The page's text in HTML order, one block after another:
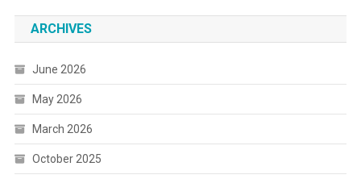
ARCHIVES
June 2026
May 2026
March 2026
October 2025